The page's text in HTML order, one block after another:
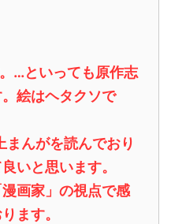
…といっても原作志
絵はヘタクソで
んがを読んでおり
いと思います。
漫画家」の視点で感
ます。